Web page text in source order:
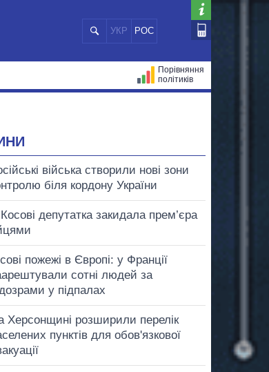
УКР РОС
Порівняння
політиків
війська створили нові зони
біля кордону України
депутатка закидала прем’єра
пожежі в Європі: у Франції
сотні людей за
у підпалах
Херсонщині розширили перелік
пунктів для обов'язкової